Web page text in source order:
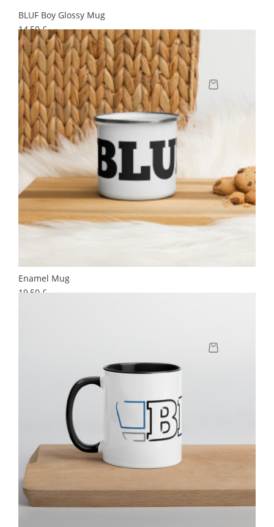
BLUF Boy Glossy Mug
14,50 £Preis
Enamel Mug
19,50 £Preis